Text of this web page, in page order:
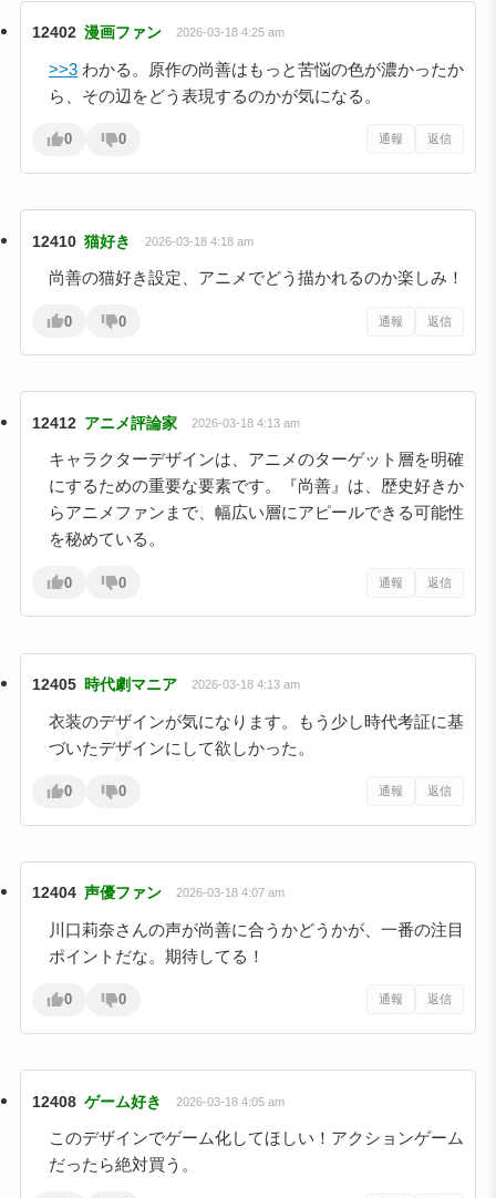
12402 漫画ファン 2026-03-18 4:25 am
>>3わかる。原作の尚善はもっと苦悩の色が濃かったか
ら、その辺をどう表現するのかが気になる。
0 0 通報 返信
12410 猫好き 2026-03-18 4:18 am
尚善の猫好き設定、アニメでどう描かれるのか楽しみ！
0 0 通報 返信
12412 アニメ評論家 2026-03-18 4:13 am
キャラクターデザインは、アニメのターゲット層を明確
にするための重要な要素です。『尚善』は、歴史好きか
らアニメファンまで、幅広い層にアピールできる可能性
を秘めている。
0 0 通報 返信
12405 時代劇マニア 2026-03-18 4:13 am
衣装のデザインが気になります。もう少し時代考証に基
づいたデザインにして欲しかった。
0 0 通報 返信
12404 声優ファン 2026-03-18 4:07 am
川口莉奈さんの声が尚善に合うかどうかが、一番の注目
ポイントだな。期待してる！
0 0 通報 返信
12408 ゲーム好き 2026-03-18 4:05 am
このデザインでゲーム化してほしい！アクションゲーム
だったら絶対買う。